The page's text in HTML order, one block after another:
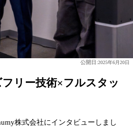
公開日:2025年6月20日
リー技術×フルスタッ
株式会社にインタビューしまし